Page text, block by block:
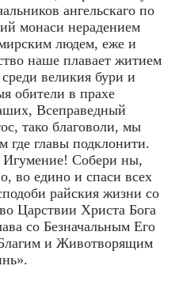
ангельскаго по
монаси нерадением
людем, еже и
наше плавает житием
великия бури и
обители в прахе
Всеправедный
тако благоволи, мы
где главы подклонити.
Собери ны,
во едино и спаси всех
райския жизни со
Царствии Христа Бога
со Безначальным Его
и Животворящим